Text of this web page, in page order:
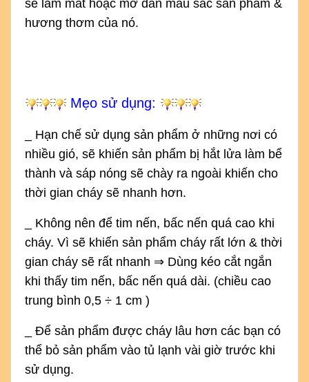
sẽ làm mất hoặc mờ dần màu sắc sản phẩm &
hương thơm của nó.
Mẹo sử dụng:
_ Hạn chế sử dụng sản phẩm ở những nơi có
nhiều gió, sẽ khiến sản phẩm bị hắt lửa làm bể
thành và sáp nóng sẽ chày ra ngoài khiến cho
thời gian cháy sẽ nhanh hơn.
_ Không nên để tim nến, bấc nến quá cao khi
cháy. Vì sẽ khiến sản phẩm cháy rất lớn & thời
gian cháy sẽ rất nhanh ⇒ Dùng kéo cắt ngắn
khi thấy tim nến, bấc nến quá dài. (chiều cao
trung bình 0,5 ÷ 1 cm )
_ Để sản phẩm được cháy lâu hơn các bạn có
thể bỏ sản phẩm vào tủ lạnh vài giờ trước khi
sử dụng.